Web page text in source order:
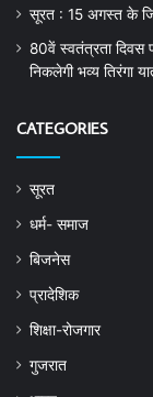
सूरत : 15 अगस्त के
80वें स्वतंत्रता दिवस
निकलेगी भव्य तिरंगा
CATEGORIES
सूरत
धर्म- समाज
बिजनेस
प्रादेशिक
शिक्षा-रोजगार
गुजरात